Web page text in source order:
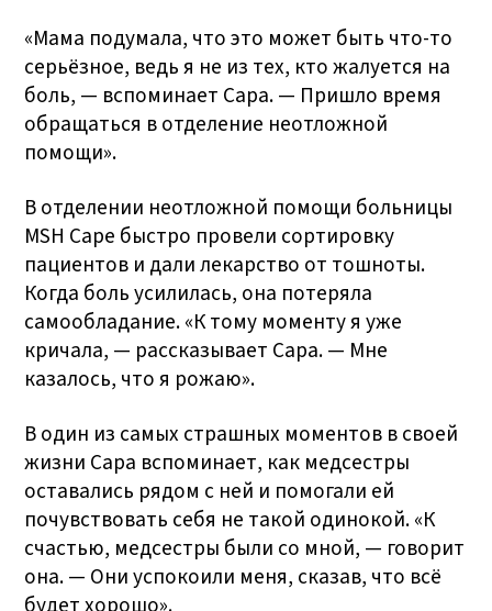
«Мама подумала, что это может быть что-то
серьёзное, ведь я не из тех, кто жалуется на
боль, — вспоминает Сара. — Пришло время
обращаться в отделение неотложной
помощи».
В отделении неотложной помощи больницы
MSH Саре быстро провели сортировку
пациентов и дали лекарство от тошноты.
Когда боль усилилась, она потеряла
самообладание. «К тому моменту я уже
кричала, — рассказывает Сара. — Мне
казалось, что я рожаю».
В один из самых страшных моментов в своей
жизни Сара вспоминает, как медсестры
оставались рядом с ней и помогали ей
почувствовать себя не такой одинокой. «К
счастью, медсестры были со мной, — говорит
она. — Они успокоили меня, сказав, что всё